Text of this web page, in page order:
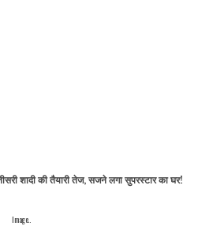
शादी की तैयारी तेज, सजने लगा सुपरस्टार का घर!
Image..